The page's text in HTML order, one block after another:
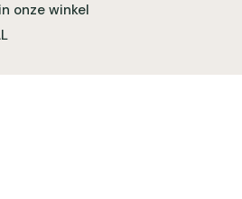
onze winkel